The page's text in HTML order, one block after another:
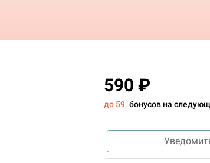
590 ₽
до 59 бонусов на